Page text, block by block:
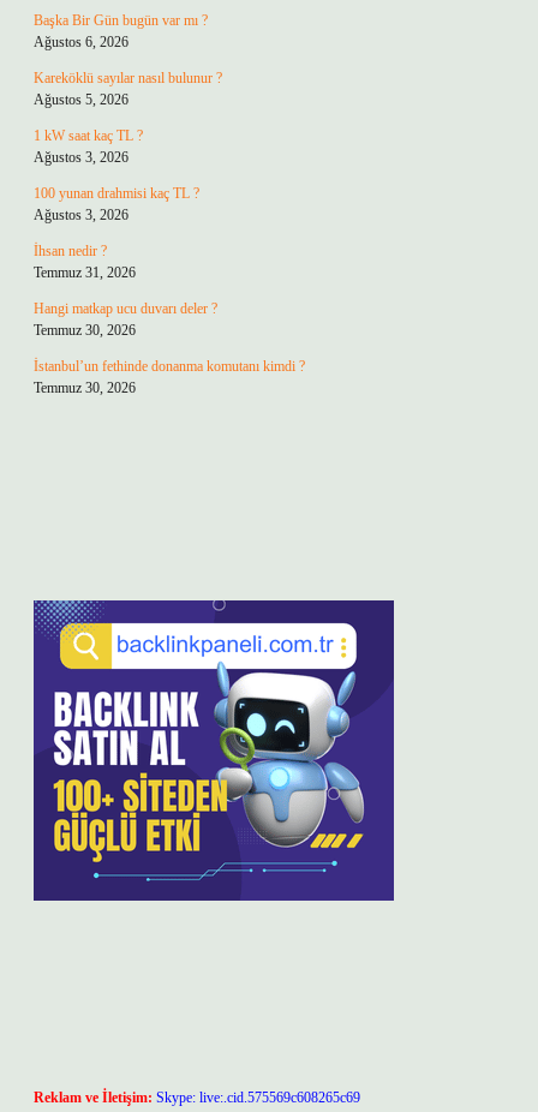
Başka Bir Gün bugün var mı ?
Ağustos 6, 2026
Kareköklü sayılar nasıl bulunur ?
Ağustos 5, 2026
1 kW saat kaç TL ?
Ağustos 3, 2026
100 yunan drahmisi kaç TL ?
Ağustos 3, 2026
İhsan nedir ?
Temmuz 31, 2026
Hangi matkap ucu duvarı deler ?
Temmuz 30, 2026
İstanbul’un fethinde donanma komutanı kimdi ?
Temmuz 30, 2026
Reklam ve İletişim: Skype: live:.cid.575569c608265c69